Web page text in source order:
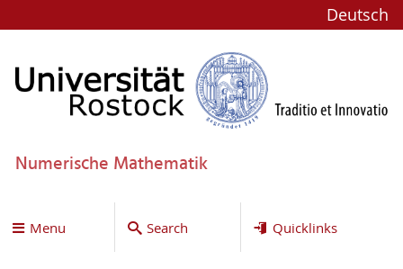
Deutsch
Numerische Mathematik
Menu Search Quicklinks